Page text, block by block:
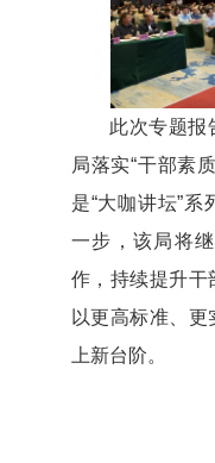
此次专题报告
局落实“干部素
是“大咖讲坛”
一步，该局将
作，持续提升干
以更高标准、
上新台阶。